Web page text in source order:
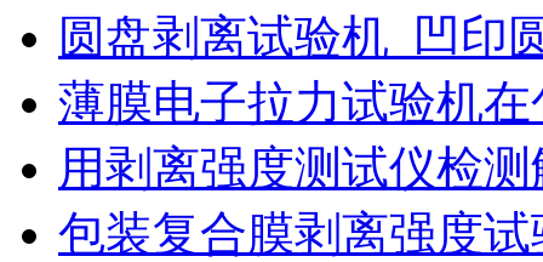
圆盘剥离试验机_凹印
薄膜电子拉力试验机
用剥离强度测试仪检
包装复合膜剥离强度